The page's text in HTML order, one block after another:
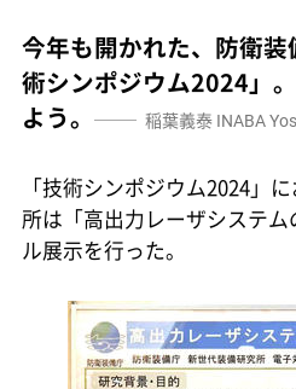
今年も開かれた、防衛
術シンポジウム2024」
よう。
稲葉義泰 INABA
「技術シンポジウム2024」
所は「高出力レーザシステ
ル展示を行った。